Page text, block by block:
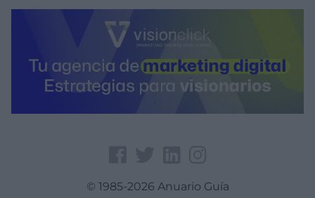
© 1985-2026 Anuario Guía